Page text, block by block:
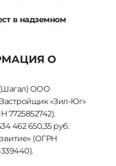
в надземном
О
ООО
«Зил-Юг»
7725852742).
462 650,35 руб.
(ОГРН